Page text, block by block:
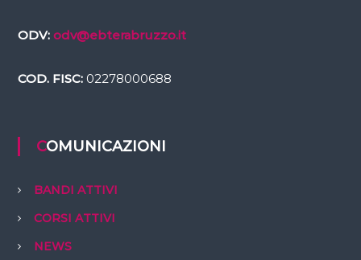
ODV: odv@ebterabruzzo.it
COD. FISC:02278000688
COMUNICAZIONI
BANDI ATTIVI
CORSI ATTIVI
NEWS